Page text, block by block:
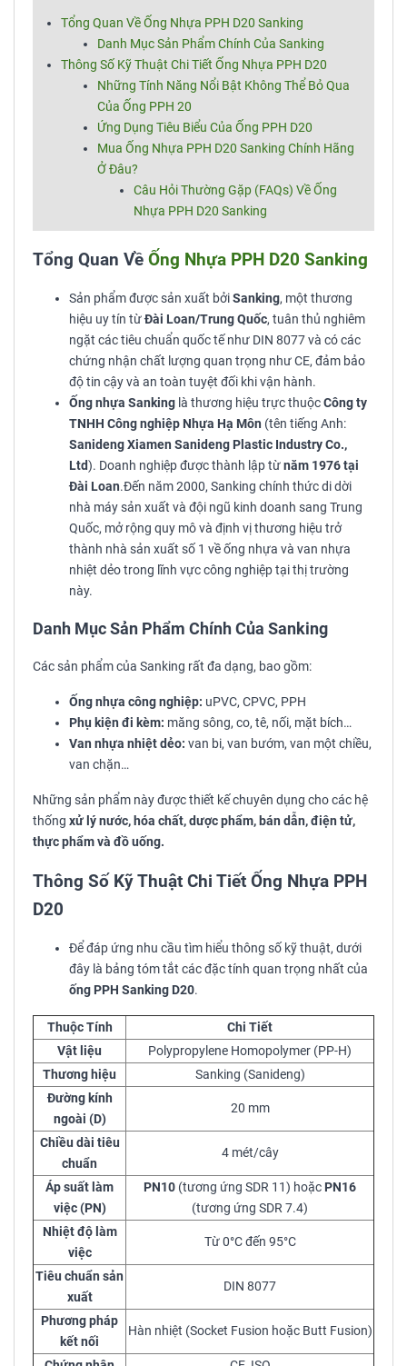
Tổng Quan Về Ống Nhựa PPH D20 Sanking
Danh Mục Sản Phẩm Chính Của Sanking
Thông Số Kỹ Thuật Chi Tiết Ống Nhựa PPH D20
Những Tính Năng Nổi Bật Không Thể Bỏ Qua
Của Ống PPH 20
Ứng Dụng Tiêu Biểu Của Ống PPH D20
Mua Ống Nhựa PPH D20 Sanking Chính Hãng
Ở Đâu?
Câu Hỏi Thường Gặp (FAQs) Về Ống
Nhựa PPH D20 Sanking
Tổng Quan Về Ống Nhựa PPH D20 Sanking
Sản phẩm được sản xuất bởiSanking, một thương
hiệu uy tín từĐài Loan/Trung Quốc, tuân thủ nghiêm
ngặt các tiêu chuẩn quốc tế như DIN 8077 và có các
chứng nhận chất lượng quan trọng như CE, đảm bảo
độ tin cậy và an toàn tuyệt đối khi vận hành.
Ống nhựa Sanking là thương hiệu trực thuộcCông ty
TNHH Công nghiệp Nhựa Hạ Môn (tên tiếng Anh:
Sanideng Xiamen Sanideng Plastic Industry Co.,
Ltd). Doanh nghiệp được thành lập từnăm 1976 tại
Đài Loan.Đến năm 2000, Sanking chính thức di dời
nhà máy sản xuất và đội ngũ kinh doanh sang Trung
Quốc, mở rộng quy mô và định vị thương hiệu trở
thành nhà sản xuất số 1 về ống nhựa và van nhựa
nhiệt dẻo trong lĩnh vực công nghiệp tại thị trường
này.
Danh Mục Sản Phẩm Chính Của Sanking
Các sản phẩm của Sanking rất đa dạng, bao gồm:
Ống nhựa công nghiệp: uPVC, CPVC, PPH
Phụ kiện đi kèm: măng sông, co, tê, nối, mặt bích…
Van nhựa nhiệt dẻo: van bi, van bướm, van một chiều,
van chặn…
Những sản phẩm này được thiết kế chuyên dụng cho các hệ
thống xử lý nước, hóa chất, dược phẩm, bán dẫn, điện tử,
thực phẩm và đồ uống.
Thông Số Kỹ Thuật Chi Tiết Ống Nhựa PPH
D20
Để đáp ứng nhu cầu tìm hiểu thông số kỹ thuật, dưới
đây là bảng tóm tắt các đặc tính quan trọng nhất của
ống PPH Sanking D20.
Thuộc Tính
Chi Tiết
Vật liệu
Polypropylene Homopolymer (PP-H)
Thương hiệu
Sanking (Sanideng)
Đường kính
ngoài (D)
20 mm
Chiều dài tiêu
chuẩn
4 mét/cây
Áp suất làm
việc (PN)
PN10 (tương ứng SDR 11) hoặc PN16
(tương ứng SDR 7.4)
Nhiệt độ làm
việc
Từ 0°C đến 95°C
Tiêu chuẩn sản
xuất
DIN 8077
Phương pháp
kết nối
Hàn nhiệt (Socket Fusion hoặc Butt Fusion)